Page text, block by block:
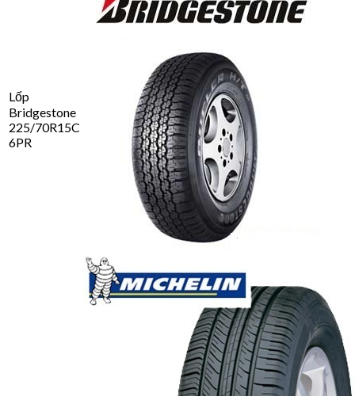
Lốp
Bridgestone
225/70R15C
6PR